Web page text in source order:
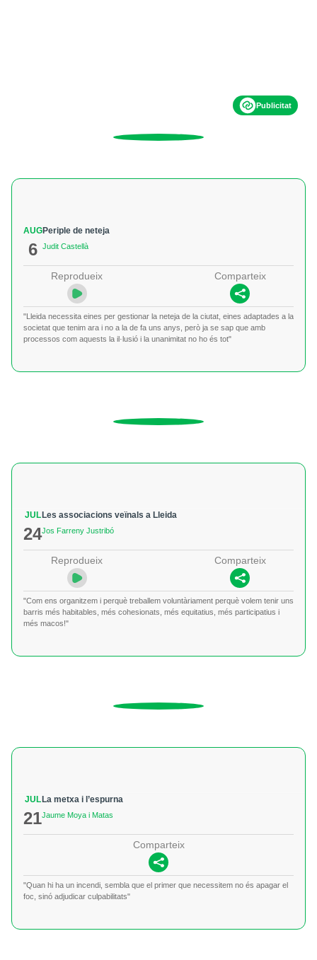
Publicitat
AUG
6
Periple de neteja
Judit Castellà
Reprodueix Comparteix
"Lleida necessita eines per gestionar la neteja de la ciutat, eines adaptades a la
societat que tenim ara i no a la de fa uns anys, però ja se sap que amb
processos com aquests la il·lusió i la unanimitat no ho és tot"
JUL
24
Les associacions veïnals a Lleida
Jos Farreny Justribó
Reprodueix Comparteix
"Com ens organitzem i perquè treballem voluntàriament perquè volem tenir uns
barris més habitables, més cohesionats, més equitatius, més participatius i
més macos!"
JUL
21
La metxa i l’espurna
Jaume Moya i Matas
Comparteix
"Quan hi ha un incendi, sembla que el primer que necessitem no és apagar el
foc, sinó adjudicar culpabilitats"